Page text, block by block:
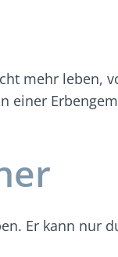
mehr leben,
einer
Er kann nur